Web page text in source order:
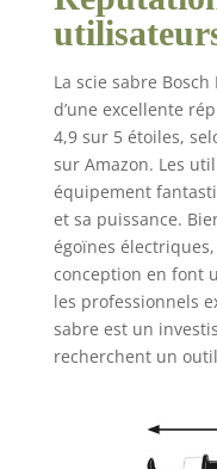
La scie sabre
d’une excellente
4,9 sur 5 étoiles,
sur Amazon. Les
équipement
et sa puissance.
égoïnes
conception en font
les professionnels
sabre est un
recherchent un